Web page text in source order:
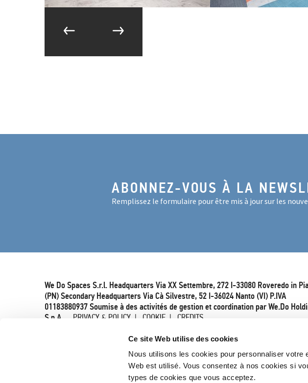
Ce site Web utilise des cookies
Nous utilisons les cookies pour personnaliser
Web est utilisé. Vous consentez à nos cookies si
types de cookies que vous acceptez.
ABONNEZ-VOUS À LA
Remplissez le formulaire pour être mis à jour sur les
We Do Spaces S.r.l. Headquarters Via XX Settembre, 272 I-33080 Roveredo in
(PN) Secondary Headquarters Via Cà Silvestre, 52 I-36024 Nanto (VI) P.IVA
01183880937 Soumise à des activités de gestion et coordination par We.Do
S.p.A.
PRIVACY & POLICY COOKIE CREDITS